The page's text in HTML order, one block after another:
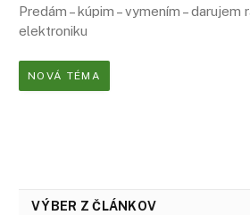
Predám – kúpim – vymením – darujem
elektroniku
NOVÁ TÉMA
VÝBER Z ČLÁNKOV